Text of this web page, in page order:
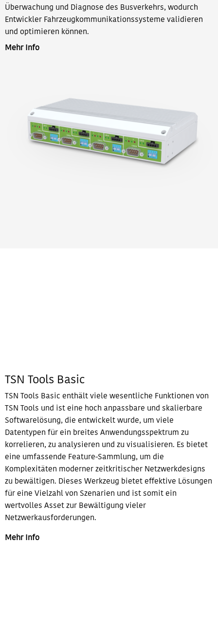
Überwachung und Diagnose des Busverkehrs, wodurch
Entwickler Fahrzeugkommunikationssysteme validieren
und optimieren können.
Mehr Info
TSN Tools Basic
TSN Tools Basic enthält viele wesentliche Funktionen von
TSN Tools und ist eine hoch anpassbare und skalierbare
Softwarelösung, die entwickelt wurde, um viele
Datentypen für ein breites Anwendungsspektrum zu
korrelieren, zu analysieren und zu visualisieren. Es bietet
eine umfassende Feature-Sammlung, um die
Komplexitäten moderner zeitkritischer Netzwerkdesigns
zu bewältigen. Dieses Werkzeug bietet effektive Lösungen
für eine Vielzahl von Szenarien und ist somit ein
wertvolles Asset zur Bewältigung vieler
Netzwerkausforderungen.
Mehr Info